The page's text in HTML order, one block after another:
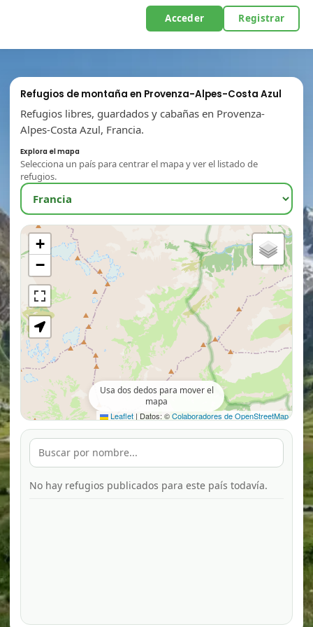
Acceder Registrar
Refugios de montaña en Provenza-Alpes-Costa Azul
Refugios libres, guardados y cabañas en Provenza-
Alpes-Costa Azul, Francia.
Explora el mapa
Selecciona un país para centrar el mapa y ver el listado de
refugios.
+
−
Leaflet | Datos: ©Colaboradores de OpenStreetMap
Usa dos dedos para mover el
mapa
No hay refugios publicados para este país todavía.